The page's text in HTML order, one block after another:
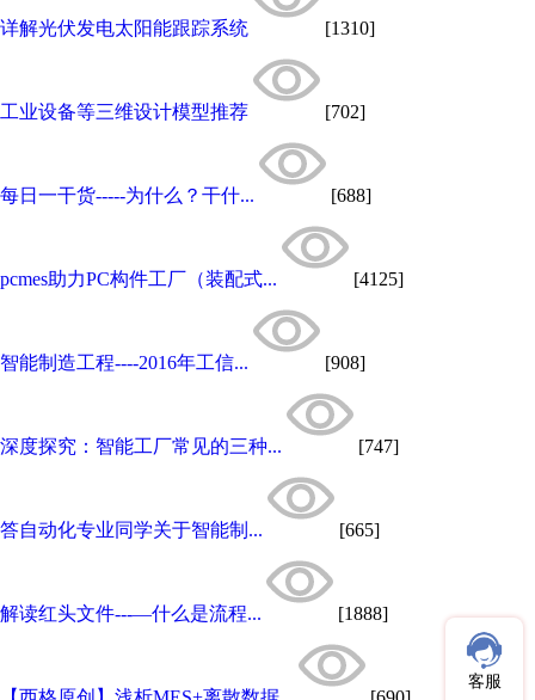
详解光伏发电太阳能跟踪系统 [1310]
工业设备等三维设计模型推荐 [702]
每日一干货-----为什么？干什... [688]
pcmes助力PC构件工厂（装配式... [4125]
智能制造工程----2016年工信... [908]
深度探究：智能工厂常见的三种... [747]
答自动化专业同学关于智能制... [665]
解读红头文件---—什么是流程... [1888]
客服